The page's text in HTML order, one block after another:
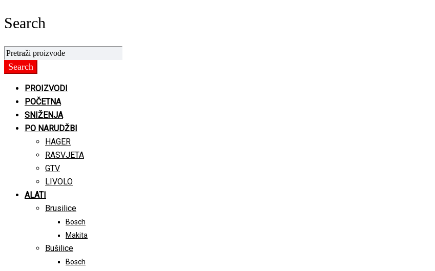
Search
PROIZVODI
POČETNA
SNIŽENJA
PO NARUDŽBI
HAGER
RASVJETA
GTV
LIVOLO
ALATI
Brusilice
Bosch
Makita
Bušilice
Bosch